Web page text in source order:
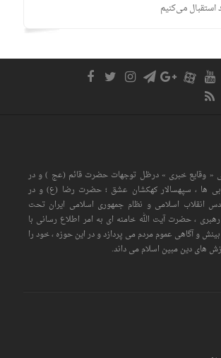
استقبال می‌کنیم
« وقایع خبری » درظل توجهات حضرت قائم (عج ) و در
ها ، سپهسالار کهکشان عشق ؛ حضرت رضا (ع) و در
انقلاب اسلامی و نظام جمهوری اسلامی ایران تحت
، حضرت آیت الله خامنه ای به امر اطلاع رسانی با
و آگاهی عموم مردم می پردازد و در این حوزه ، خود را
های دین مبین اسلام می داند.